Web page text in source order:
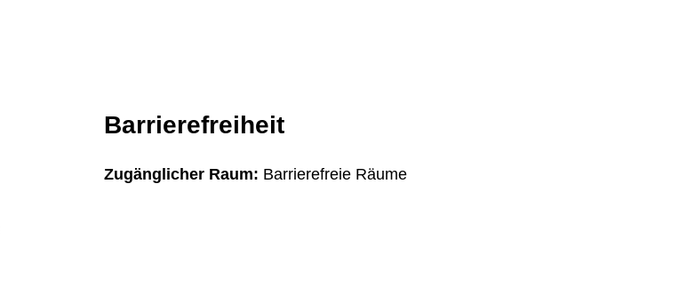
Barrierefreiheit
Zugänglicher Raum: Barrierefreie Räume